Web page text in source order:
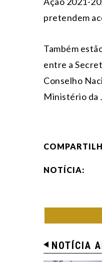
pretendem
Também
entre a
Conselho
Ministério da
NOTÍCIA:
NOTÍCIA